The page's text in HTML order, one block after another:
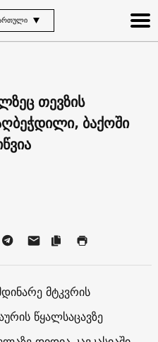
თევზის
ბაქოში
მტკვრის
წყალსაცავზე